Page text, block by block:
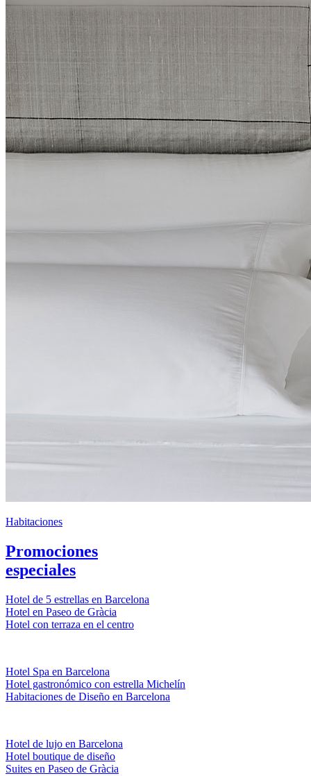
Habitaciones
Promociones
especiales
Hotel de 5 estrellas en Barcelona
Hotel en Paseo de Gràcia
Hotel con terraza en el centro
Hotel Spa en Barcelona
Hotel gastronómico con estrella Michelín
Habitaciones de Diseño en Barcelona
Hotel de lujo en Barcelona
Hotel boutique de diseño
Suites en Paseo de Gràcia